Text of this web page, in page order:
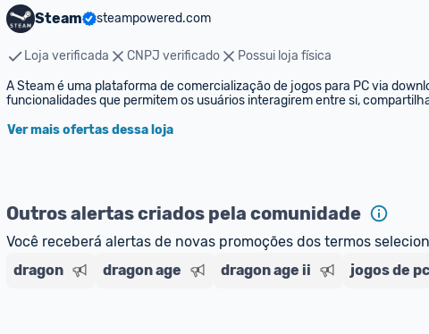
Steam steampowered.com
Loja verificada CNPJ verificado
Possui loja física
A Steam é uma plataforma de comercialização de jogos para PC via
funcionalidades que permitem os usuários interagirem entre si,
Ver mais ofertas dessa loja
Outros alertas criados pela comunidade
Você receberá alertas de novas promoções dos termos
dragon
dragon age dragon age ii jogos de pc